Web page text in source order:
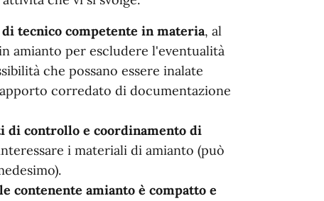
tecnico competente in materia, al
amianto per escludere l'eventualità
che possano essere inalate
corredato di documentazione
di controllo e coordinamento di
i materiali di amianto (può
contenente amianto è compatto e